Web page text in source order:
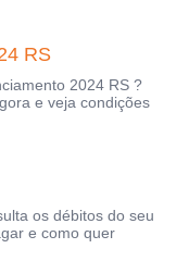
RS
2024 RS ?
e veja condições
os débitos do seu
e como quer